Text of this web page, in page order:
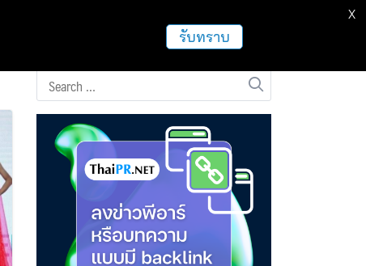
ฝากข่าวประชาสัมพันธ์
รับทราบ
X